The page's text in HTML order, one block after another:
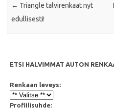
← Triangle talvirenkaat nyt
edullisesti!
ETSI HALVIMMAT AUTON
Renkaan leveys:
Profiilisuhde: